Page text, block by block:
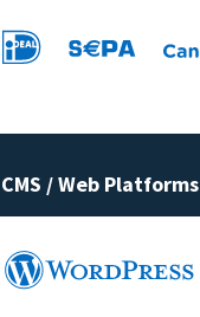
CMS / Web Platforms